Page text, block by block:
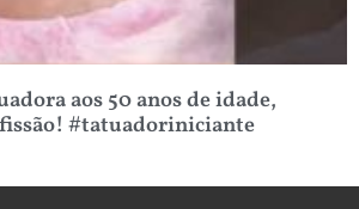
aos 50 anos de idade,
#tatuadoriniciante